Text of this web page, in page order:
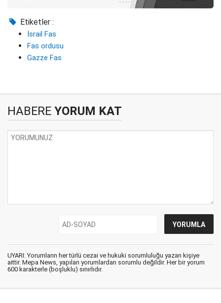
Etiketler :
İsrail Fas
Fas ordusu
Gazze Fas
HABERE YORUM KAT
UYARI: Yorumların her türlü cezai ve hukuki sorumluluğu yazan kişiye
aittir. Mepa News, yapılan yorumlardan sorumlu değildir. Her bir yorum
600 karakterle (boşluklu) sınırlıdır.